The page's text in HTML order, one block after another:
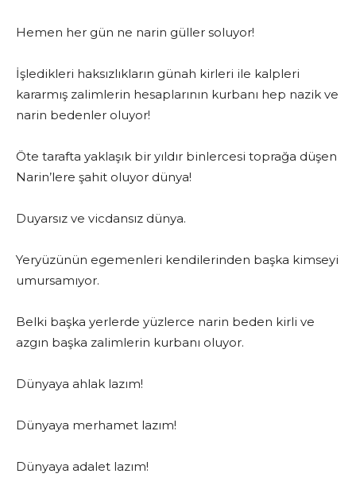
Hemen her gün ne narin güller soluyor!
İşledikleri haksızlıkların günah kirleri ile kalpleri
kararmış zalimlerin hesaplarının kurbanı hep nazik ve
narin bedenler oluyor!
Öte tarafta yaklaşık bir yıldır binlercesi toprağa düşen
Narin’lere şahit oluyor dünya!
Duyarsız ve vicdansız dünya.
Yeryüzünün egemenleri kendilerinden başka kimseyi
umursamıyor.
Belki başka yerlerde yüzlerce narin beden kirli ve
azgın başka zalimlerin kurbanı oluyor.
Dünyaya ahlak lazım!
Dünyaya merhamet lazım!
Dünyaya adalet lazım!